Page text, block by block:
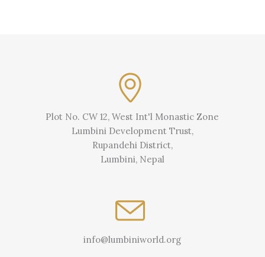
Plot No. CW 12, West Int'l Monastic Zone
Lumbini Development Trust,
Rupandehi District,
Lumbini, Nepal
info@lumbiniworld.org